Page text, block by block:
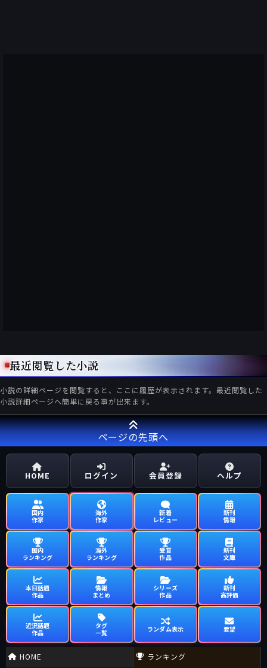
最近閲覧した小説
小説の詳細ページを閲覧すると、ここに履歴が表示されます。最近閲覧した
小説詳細ページへ簡単に戻る事が出来ます。
ページの先頭へ
HOME ログイン 会員登録 ヘルプ
国内
作家
海外
作家
新着
レビュー
新刊
情報
国内
ランキング
海外
ランキング
受賞
作品
新刊
文庫
本日話題
作品
情報
まとめ
シリーズ
作品
新刊
高評価
近況話題
作品
タグ
一覧
ランダム表示 要望
HOME
ランキング